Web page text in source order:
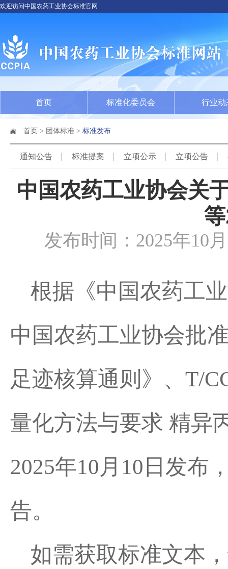
欢迎访问中国农药工业协会标准官网
首页 标准化委员会 行业动
首页 > 团体标准 > 标准发布
通知公告 标准提案 立项公示 立项公告
中国农药工业协会关
发布时间：2025年
根据《中国农药工
中国农药工业协会批
足迹核算通则》、 T/
量化方法与要求 精异
2025年10 月 10 日发布
告。
如需获取标准文本